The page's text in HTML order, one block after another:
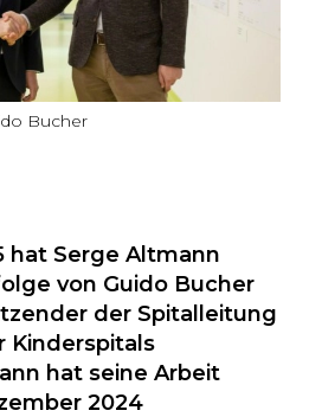
Bucher
hat Serge Altmann
von Guido Bucher
der Spitalleitung
Kinderspitals
hat seine Arbeit
2024